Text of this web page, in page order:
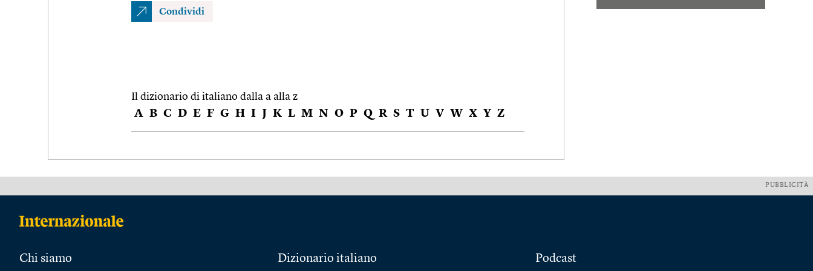
Condividi
Il dizionario di italiano dalla a alla z
A B C D E F G H I J K L M N O P Q R S T U V W X Y Z
PUBBLICITÀ
Chi siamo Dizionario italiano Podcast